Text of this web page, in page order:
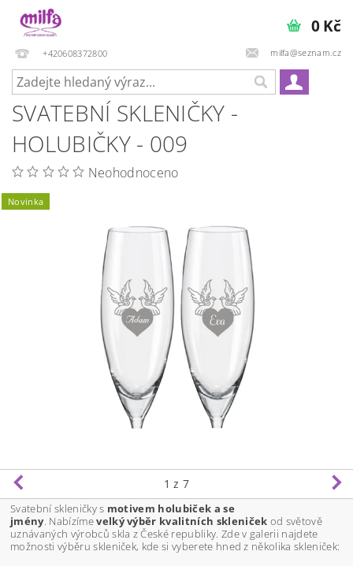
+420608372800 milfa@seznam.cz
0 Kč
SVATEBNÍ SKLENIČKY -
HOLUBIČKY - 009
Neohodnoceno
Novinka
1 z 7
Svatební skleničky s motivem holubiček a se
jmény. Nabízímevelký výběr kvalitních skleniček od světově
uznávaných výrobců skla z České republiky. Zde v galerii najdete
možnosti výběru skleniček, kde si vyberete hned z několika skleniček: